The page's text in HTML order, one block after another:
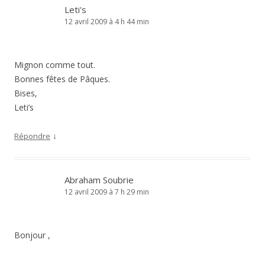
Leti's
12 avril 2009 à 4 h 44 min
Mignon comme tout.
Bonnes fêtes de Pâques.
Bises,
Leti’s
Répondre ↓
Abraham Soubrie
12 avril 2009 à 7 h 29 min
Bonjour ,